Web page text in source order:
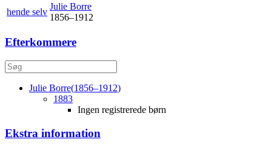
hende selv
Julie Borre
1856–1912
Efterkommere
Julie Borre(1856–1912)
1883
Ingen registrerede børn
Ekstra information